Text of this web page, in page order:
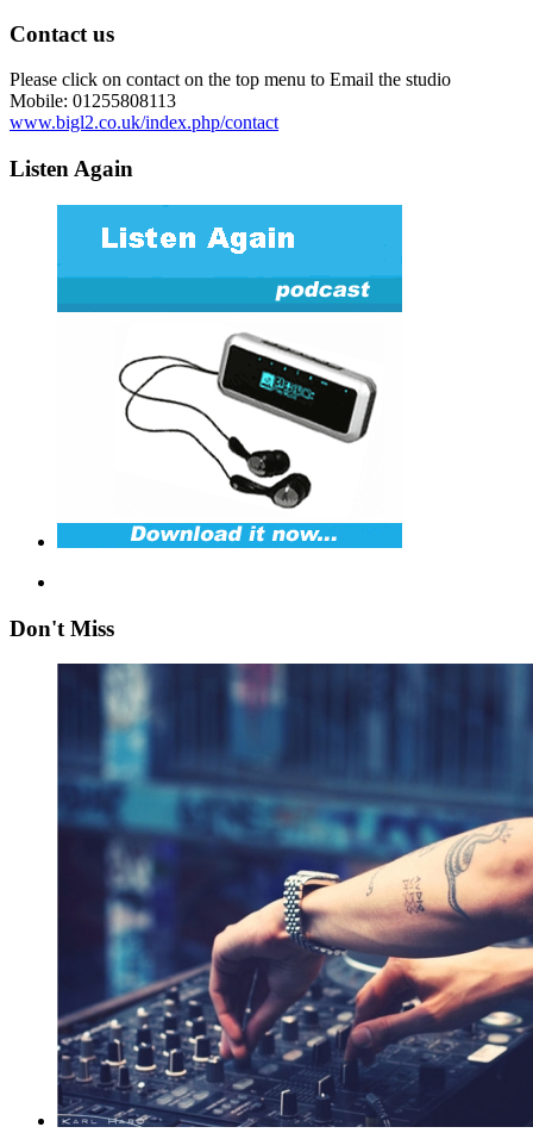
Contact us
Please click on contact on the top menu to Email the studio
Mobile: 01255808113
www.bigl2.co.uk/index.php/contact
Listen Again
Don't Miss